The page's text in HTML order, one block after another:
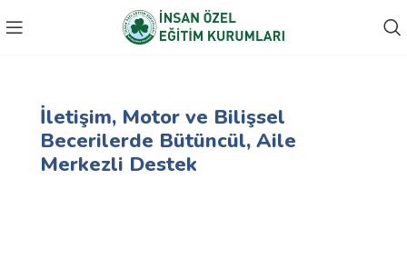
EğitimlerDown Sendromu Destek
İletişim, Motor ve Bilişsel
Becerilerde Bütüncül, Aile
Merkezli Destek